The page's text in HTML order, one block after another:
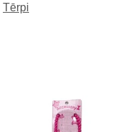
Tērpi